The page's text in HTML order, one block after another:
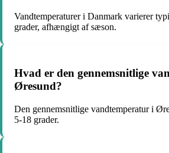
Vandtemperaturer i Danmark varierer
grader, afhængigt af sæson.
Hvad er den gennemsnitlige
Øresund?
Den gennemsnitlige vandtemperatur i
5-18 grader.